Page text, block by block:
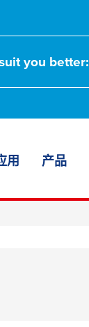
you better:
用 产品